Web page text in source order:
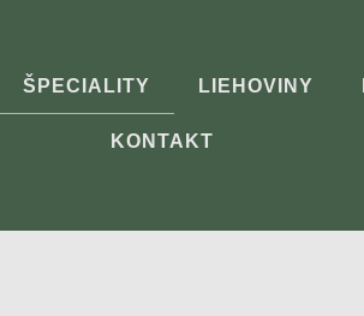
ŠPECIALITY LIEHOVINY
KONTAKT